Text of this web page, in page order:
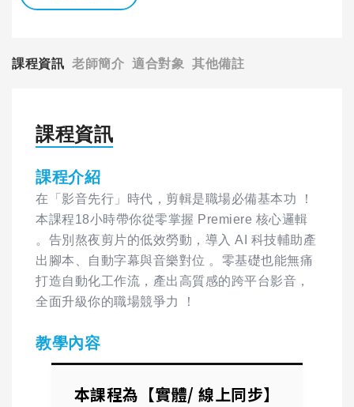
課程資訊 老師簡介 適合對象 其他備註
課程資訊
課程介紹
在「影音先行」時代，剪輯是職場必備基本功 ！
本課程18小時帶你從零掌握 Premiere 核心邏輯
。告別熬夜剪片的低效勞動，導入 AI 科技輔助產
出腳本、自動字幕與音樂對位 。零基礎也能無痛
打造自動化工作流，產出高質感的跨平台影音，
全面升級你的職場競爭力 ！
教學內容
本課程為【實體/ 線上同步】